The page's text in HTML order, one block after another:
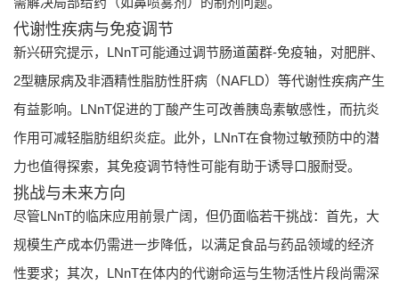
代谢性疾病与免疫调节
新兴研究提示，LNnT可能通过调节肠道菌群-免疫轴，对肥胖、
2型糖尿病及非酒精性脂肪性肝病（NAFLD）等代谢性疾病产生
有益影响。LNnT促进的丁酸产生可改善胰岛素敏感性，而抗炎
作用可减轻脂肪组织炎症。此外，LNnT在食物过敏预防中的潜
力也值得探索，其免疫调节特性可能有助于诱导口服耐受。
挑战与未来方向
尽管LNnT的临床应用前景广阔，但仍面临若干挑战：首先，大
规模生产成本仍需进一步降低，以满足食品与药品领域的经济
性要求；其次，LNnT在体内的代谢命运与生物活性片段尚需深